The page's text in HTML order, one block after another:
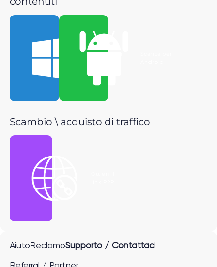
Scarica per
Scambio \ acquisto di traffico
Aiuto ReclamoSupporto / Contattaci